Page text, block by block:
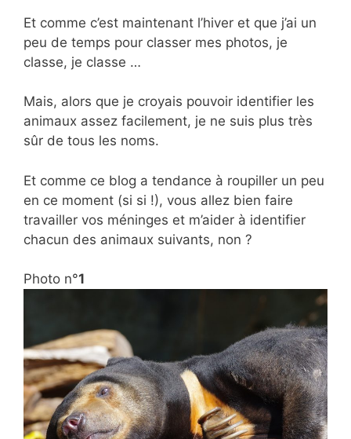
Et comme c’est maintenant l’hiver et que j’ai un
peu de temps pour classer mes photos, je
classe, je classe …
Mais, alors que je croyais pouvoir identifier les
animaux assez facilement, je ne suis plus très
sûr de tous les noms.
Et comme ce blog a tendance à roupiller un peu
en ce moment (si si !), vous allez bien faire
travailler vos méninges et m’aider à identifier
chacun des animaux suivants, non ?
Photo n°1